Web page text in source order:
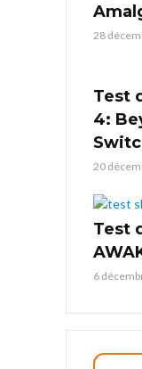
28
Test
4:
20
Test
6